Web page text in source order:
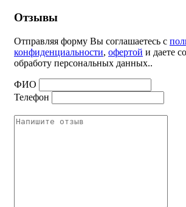
Отзывы
Отправляя форму Вы соглашаетесь с
конфиденциальности, офертой и даете
обработу персональных данных..
ФИО
Телефон